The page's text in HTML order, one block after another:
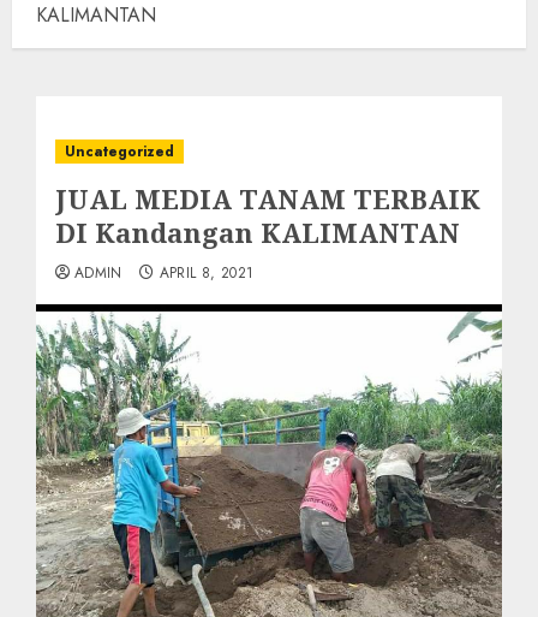
KALIMANTAN
Uncategorized
JUAL MEDIA TANAM TERBAIK
DI Kandangan KALIMANTAN
ADMIN APRIL 8, 2021